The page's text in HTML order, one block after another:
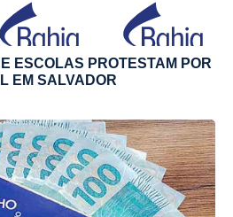
ESCOLAS PROTESTAM POR
EM SALVADOR